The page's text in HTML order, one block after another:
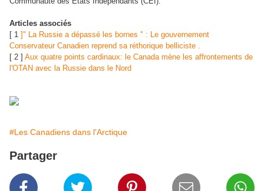
Articles associés
[ 1 ]" La Russie a dépassé les bornes " : Le gouvernement
Conservateur Canadien reprend sa réthorique belliciste .
[ 2 ] Aux quatre points cardinaux: le Canada mène les affrontements de
l'OTAN avec la Russie dans le Nord
#Les Canadiens dans l'Arctique
Partager